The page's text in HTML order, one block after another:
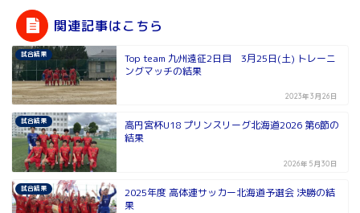
関連記事はこちら
試合結果
Top team 九州遠征2日目 3月25日(土) トレーニ
ングマッチの結果
2023年3月26日
試合結果
高円宮杯U18 プリンスリーグ北海道2026 第6節の
結果
2026年5月30日
試合結果
2025年度 高体連サッカー北海道予選会 決勝の結
果